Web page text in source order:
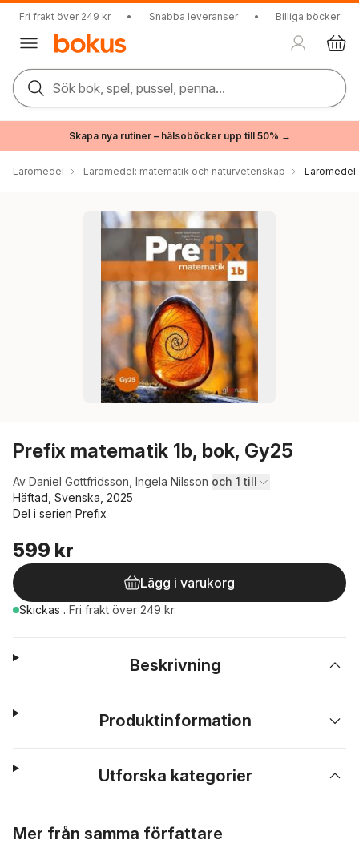
Fri frakt över 249 kr • Snabba leveranser • Billiga böcker
Sök bok, spel, pussel, penna...
Skapa nya rutiner – hälsoböcker upp till 50% →
Läromedel Läromedel: matematik och naturvetenskap
Prefix matematik 1b, bok, Gy25
Av Daniel Gottfridsson Ingela Nilsson och 1 till
Häftad, Svenska, 2025
Del i serien Prefix
599 kr
Lägg i varukorg
Skickas . Fri frakt över 249 kr.
Beskrivning
Produktinformation
Utforska kategorier
Mer från samma författare